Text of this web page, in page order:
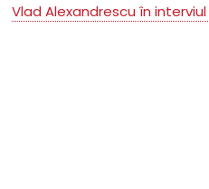
Vlad Alexandrescu în